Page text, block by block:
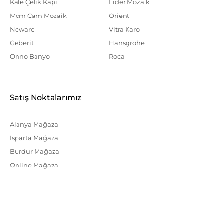
Kale Çelik Kapı
Mcm Cam Mozaik
Newarc
Geberit
Onno Banyo
Lider Mozaik
Orient
Vitra Karo
Hansgrohe
Roca
Satış Noktalarımız
Alanya Mağaza
Isparta Mağaza
Burdur Mağaza
Online Mağaza